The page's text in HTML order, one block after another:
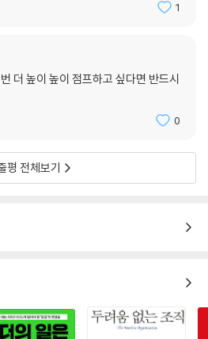
1
더 높이 높이 점프하고 싶다면 반드시
0
평 전체보기